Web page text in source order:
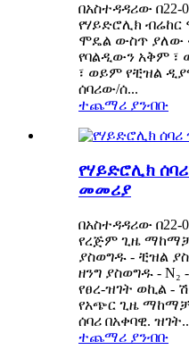
በአስተዳዳሪው በ22-
የሃይድሮሊክ
ሞዴል ውስጥ ያለው
የባልዲውን አቅም ፣
፣ ወይም የቺዝል
ሰባሪው/ሰ...
ተጨማሪ ያንብቡ
የሃይድሮሊክ
መመሪያ
በአስተዳዳሪው በ22-
የረጅም ጊዜ
ያስወግዱ - ቺዝል
ዘንግ ያስወግዱ -
የፀረ-ዝገት ወኪል -
የአጭር ጊዜ
ሰባሪ በአቀባዊ.
ተጨማሪ ያንብቡ